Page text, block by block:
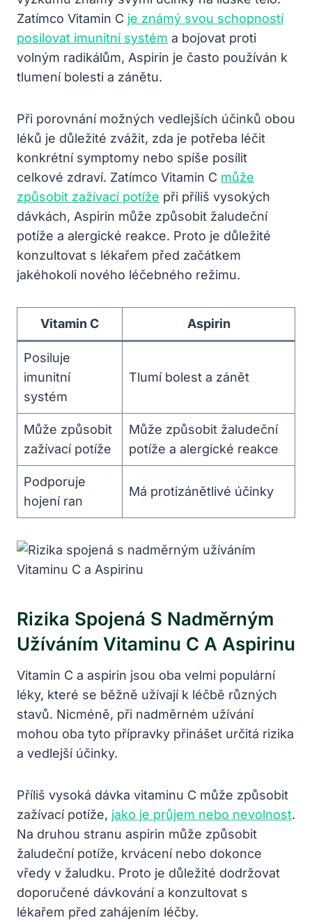
Zatímco Vitamin C je známý svou schopností
posilovat imunitní systém a bojovat proti
volným radikálům, Aspirin je často používán k
tlumení bolesti a zánětu.
Při porovnání možných vedlejších účinků obou
léků je důležité zvážit, zda je potřeba léčit
konkrétní symptomy nebo spíše posílit
celkové zdraví. Zatímco Vitamin C může
způsobit zažívací potíže při příliš vysokých
dávkách, Aspirin může způsobit žaludeční
potíže a alergické reakce. Proto je důležité
konzultovat s lékařem před začátkem
jakéhokoli nového léčebného režimu.
Vitamin C Aspirin
Posiluje
imunitní
systém
Tlumí bolest a zánět
Může způsobit
zažívací potíže
Může způsobit žaludeční
potíže a alergické reakce
Podporuje
hojení ran
Má protizánětlivé účinky
Rizika Spojená S Nadměrným
Užíváním Vitaminu C A Aspirinu
Vitamin C a aspirin jsou oba velmi populární
léky, které se běžně užívají k léčbě různých
stavů. Nicméně, při nadměrném užívání
mohou oba tyto přípravky přinášet určitá rizika
a vedlejší účinky.
Příliš vysoká dávka vitaminu C může způsobit
zažívací potíže, jako je průjem nebo nevolnost.
Na druhou stranu aspirin může způsobit
žaludeční potíže, krvácení nebo dokonce
vředy v žaludku. Proto je důležité dodržovat
doporučené dávkování a konzultovat s
lékařem před zahájením léčby.